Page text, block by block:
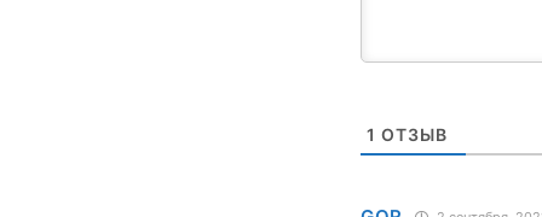
1 ОТЗЫВ